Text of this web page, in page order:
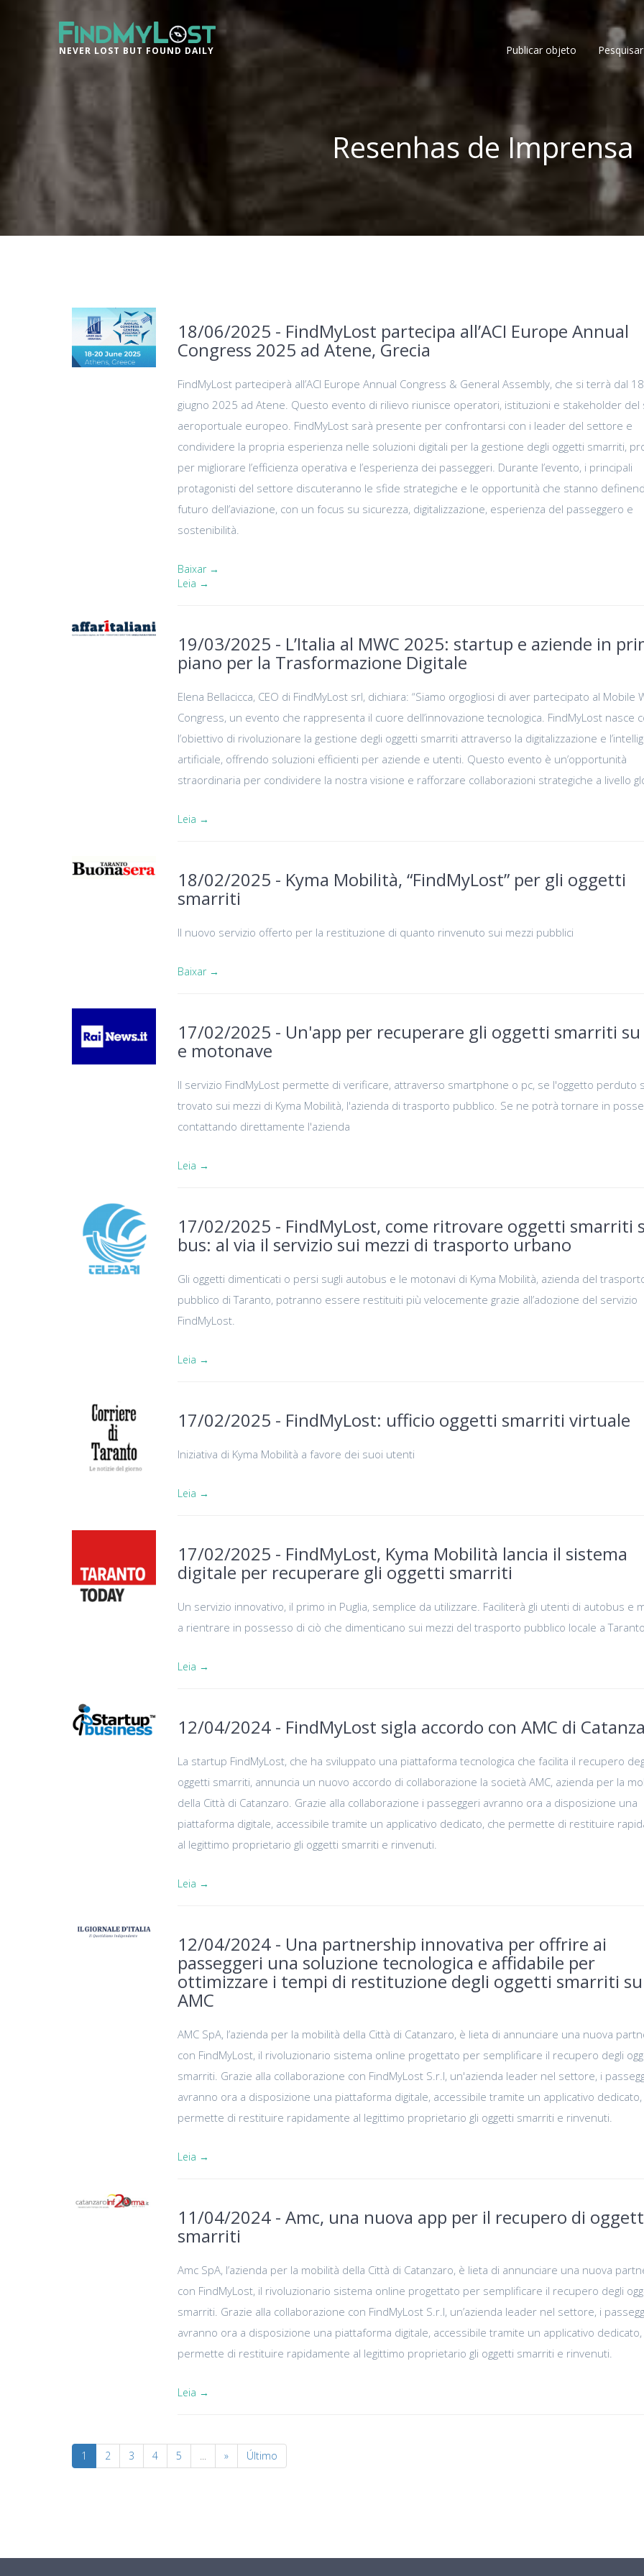
NEVER LOST BUT FOUND DAILY Publicar objeto
Resenhas de Imprensa
18/06/2025 - FindMyLost partecipa all’ACI Europe Annual
Congress 2025 ad Atene, Grecia
FindMyLost parteciperà all’ACI Europe Annual Congress & General Assembly, che si terrà dal
giugno 2025 ad Atene. Questo evento di rilievo riunisce operatori, istituzioni e stakeholder
aeroportuale europeo. FindMyLost sarà presente per confrontarsi con i leader del settore e
condividere la propria esperienza nelle soluzioni digitali per la gestione degli oggetti smarriti,
per migliorare l’efficienza operativa e l’esperienza dei passeggeri. Durante l’evento, i principali
protagonisti del settore discuteranno le sfide strategiche e le opportunità che stanno
futuro dell’aviazione, con un focus su sicurezza, digitalizzazione, esperienza del passeggero e
sostenibilità.
Baixar →
Leia →
19/03/2025 - L’Italia al MWC 2025: startup e aziende in
piano per la Trasformazione Digitale
Elena Bellacicca, CEO di FindMyLost srl, dichiara: “Siamo orgogliosi di aver partecipato al Mobile
Congress, un evento che rappresenta il cuore dell’innovazione tecnologica. FindMyLost nasce
l’obiettivo di rivoluzionare la gestione degli oggetti smarriti attraverso la digitalizzazione e
artificiale, offrendo soluzioni efficienti per aziende e utenti. Questo evento è un’opportunità
straordinaria per condividere la nostra visione e rafforzare collaborazioni strategiche a livello
Leia →
18/02/2025 - Kyma Mobilità, “FindMyLost” per gli oggetti
smarriti
Il nuovo servizio offerto per la restituzione di quanto rinvenuto sui mezzi pubblici
Baixar →
17/02/2025 - Un'app per recuperare gli oggetti smarriti su
e motonave
Il servizio FindMyLost permette di verificare, attraverso smartphone o pc, se l'oggetto perduto
trovato sui mezzi di Kyma Mobilità, l'azienda di trasporto pubblico. Se ne potrà tornare in
contattando direttamente l'azienda
Leia →
17/02/2025 - FindMyLost, come ritrovare oggetti smarriti
bus: al via il servizio sui mezzi di trasporto urbano
Gli oggetti dimenticati o persi sugli autobus e le motonavi di Kyma Mobilità, azienda del
pubblico di Taranto, potranno essere restituiti più velocemente grazie all’adozione del servizio
FindMyLost.
Leia →
17/02/2025 - FindMyLost: ufficio oggetti smarriti virtuale
Iniziativa di Kyma Mobilità a favore dei suoi utenti
Leia →
17/02/2025 - FindMyLost, Kyma Mobilità lancia il sistema
digitale per recuperare gli oggetti smarriti
Un servizio innovativo, il primo in Puglia, semplice da utilizzare. Faciliterà gli utenti di autobus e
a rientrare in possesso di ciò che dimenticano sui mezzi del trasporto pubblico locale a Taranto
Leia →
12/04/2024 - FindMyLost sigla accordo con AMC di
La startup FindMyLost, che ha sviluppato una piattaforma tecnologica che facilita il recupero
oggetti smarriti, annuncia un nuovo accordo di collaborazione la società AMC, azienda per la
della Città di Catanzaro. Grazie alla collaborazione i passeggeri avranno ora a disposizione una
piattaforma digitale, accessibile tramite un applicativo dedicato, che permette di restituire
al legittimo proprietario gli oggetti smarriti e rinvenuti.
Leia →
12/04/2024 - Una partnership innovativa per offrire ai
passeggeri una soluzione tecnologica e affidabile per
ottimizzare i tempi di restituzione degli oggetti smarriti su
AMC
AMC SpA, l’azienda per la mobilità della Città di Catanzaro, è lieta di annunciare una nuova
con FindMyLost, il rivoluzionario sistema online progettato per semplificare il recupero degli
smarriti. Grazie alla collaborazione con FindMyLost S.r.l, un'azienda leader nel settore, i
avranno ora a disposizione una piattaforma digitale, accessibile tramite un applicativo dedicato,
permette di restituire rapidamente al legittimo proprietario gli oggetti smarriti e rinvenuti.
Leia →
11/04/2024 - Amc, una nuova app per il recupero di
smarriti
Amc SpA, l’azienda per la mobilità della Città di Catanzaro, è lieta di annunciare una nuova
con FindMyLost, il rivoluzionario sistema online progettato per semplificare il recupero degli
smarriti. Grazie alla collaborazione con FindMyLost S.r.l, un’azienda leader nel settore, i
avranno ora a disposizione una piattaforma digitale, accessibile tramite un applicativo dedicato,
permette di restituire rapidamente al legittimo proprietario gli oggetti smarriti e rinvenuti.
Leia →
1 2 3 4 5 » Último